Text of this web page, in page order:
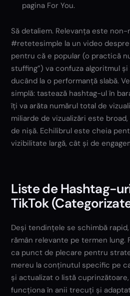
pagina For You.
Să detaliem. Relevanța este
#retetesimple la un video
pentru că e popular (o practică
stuffing”) va confuza algoritmul
ducând la o performanță slabă.
simplă: tastează hashtag-ul în
îți va arăta numărul total de
miliarde de vizualizări este
de nișă. Echilibrul este cheia
vizibilitate largă, cât și de
Liste de Hashtag-
TikTok
Deși tendințele se schimbă
rămân relevante pe termen lung.
ca punct de plecare pentru
mereu la conținutul specific pe
și actualizat o listă
funcționa în anii trecuți și